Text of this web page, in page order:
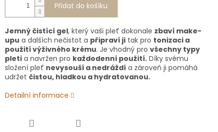
Přidat do košíku
Jemný čistící gel, který vaši pleť dokonale zbaví make-
upu a dalších nečistot a připraví ji tak pro tonizaci a
použití výživného krému. Je vhodný pro všechny typy
pleti a navržen pro každodenní použití. Díky svému
složení pleť nevysouší a nedráždí a zároveň ji pomáhá
udržet čistou, hladkou a hydratovanou.
Detailní informace